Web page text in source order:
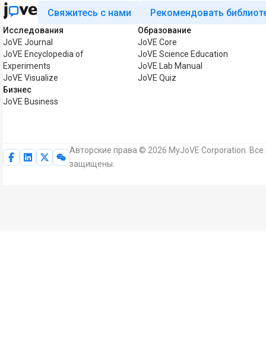
Свяжитесь с нами Рекомендовать
Исследования
JoVE Journal
JoVE Encyclopedia of
Experiments
JoVE Visualize
Бизнес
JoVE Business
Образование
JoVE Core
JoVE Science Education
JoVE Lab Manual
JoVE Quiz
Авторские права © 2026 MyJoVE Corporation. Все
защищены.